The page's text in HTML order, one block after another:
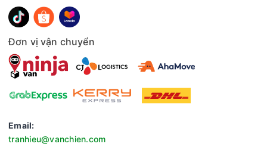
Đơn vị vận chuyển
Email:
tranhieu@vanchien.com